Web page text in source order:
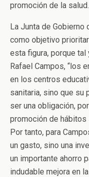
promoción de la salud.
La Junta de
como objetivo
esta figura, porque
Rafael Campos, “los
en los centros
sanitaria, sino que su
ser una obligación,
promoción de hábitos
Por tanto, para
un gasto, sino una
un importante ahorro
indudable mejora en